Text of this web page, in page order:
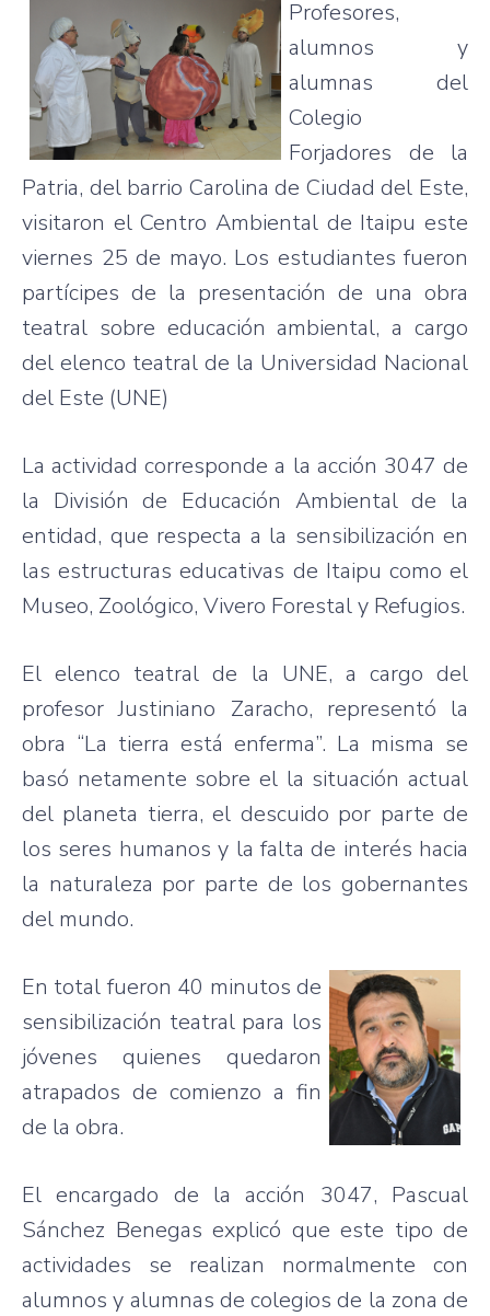
Profesores,
alumnos y
alumnas del
Colegio
Forjadores de la
Patria, del barrio Carolina de Ciudad del Este,
visitaron el Centro Ambiental de Itaipu este
viernes 25 de mayo. Los estudiantes fueron
partícipes de la presentación de una obra
teatral sobre educación ambiental, a cargo
del elenco teatral de la Universidad Nacional
del Este (UNE)
Laactividad corresponde a la acción 3047 de
la División de Educación Ambientalde la
entidad, que respecta a la sensibilización en
las estructuras educativas de Itaipu como el
Museo, Zoológico, Vivero Forestaly Refugios.
Elelenco teatral de la UNE, a cargo del
profesor Justiniano Zaracho, representó la
obra “La tierra está enferma”. La misma se
basó netamente sobre el la situación actual
del planeta tierra, el descuido por parte de
los seres humanos y lafalta de interés hacia
la naturaleza por parte de losgobernantes
del mundo.
En totalfueron 40 minutos de
sensibilización teatral para los
jóvenes
quienes
quedaron
atrapados de comienzo a fin
de la obra.
Elencargado de laacción 3047, Pascual
Sánchez Benegas explicó que este tipo de
actividades se realizan normalmente con
alumnos y alumnas de colegios de la zona de